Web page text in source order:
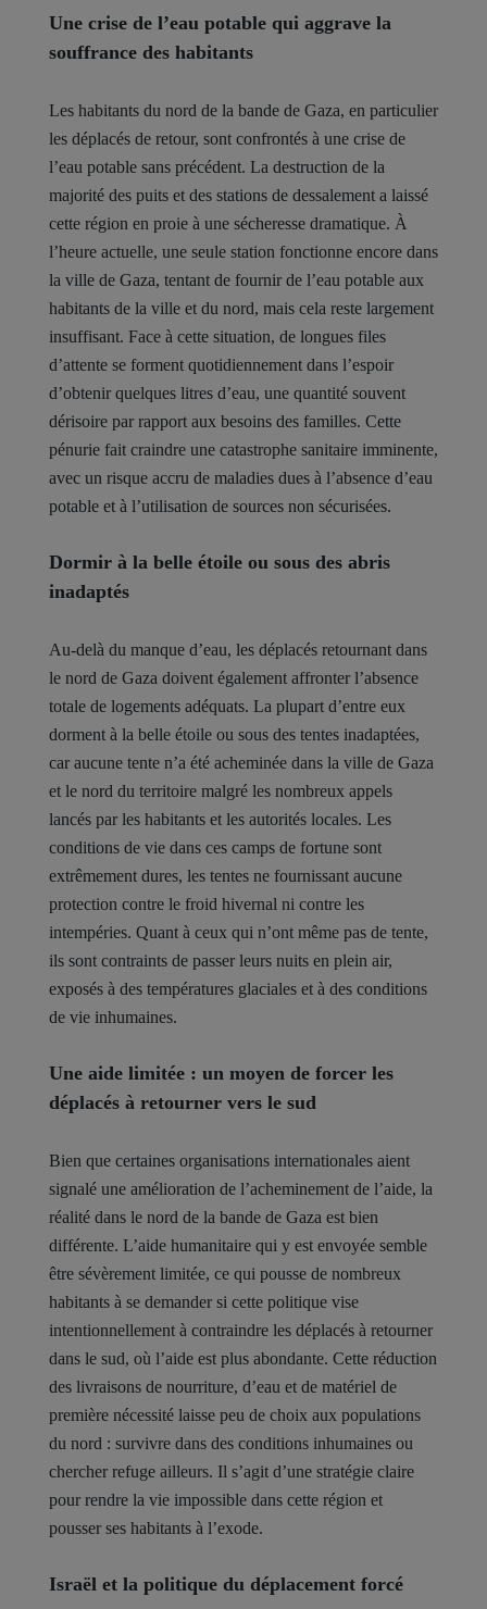
Une crise de l’eau potable qui aggrave la
souffrance des habitants
Les habitants du nord de la bande de Gaza, en particulier
les déplacés de retour, sont confrontés à une crise de
l’eau potable sans précédent. La destruction de la
majorité des puits et des stations de dessalement a laissé
cette région en proie à une sécheresse dramatique. À
l’heure actuelle, une seule station fonctionne encore dans
la ville de Gaza, tentant de fournir de l’eau potable aux
habitants de la ville et du nord, mais cela reste largement
insuffisant. Face à cette situation, de longues files
d’attente se forment quotidiennement dans l’espoir
d’obtenir quelques litres d’eau, une quantité souvent
dérisoire par rapport aux besoins des familles. Cette
pénurie fait craindre une catastrophe sanitaire imminente,
avec un risque accru de maladies dues à l’absence d’eau
potable et à l’utilisation de sources non sécurisées.
Dormir à la belle étoile ou sous des abris
inadaptés
Au-delà du manque d’eau, les déplacés retournant dans
le nord de Gaza doivent également affronter l’absence
totale de logements adéquats. La plupart d’entre eux
dorment à la belle étoile ou sous des tentes inadaptées,
car aucune tente n’a été acheminée dans la ville de Gaza
et le nord du territoire malgré les nombreux appels
lancés par les habitants et les autorités locales. Les
conditions de vie dans ces camps de fortune sont
extrêmement dures, les tentes ne fournissant aucune
protection contre le froid hivernal ni contre les
intempéries. Quant à ceux qui n’ont même pas de tente,
ils sont contraints de passer leurs nuits en plein air,
exposés à des températures glaciales et à des conditions
de vie inhumaines.
Une aide limitée : un moyen de forcer les
déplacés à retourner vers le sud
Bien que certaines organisations internationales aient
signalé une amélioration de l’acheminement de l’aide, la
réalité dans le nord de la bande de Gaza est bien
différente. L’aide humanitaire qui y est envoyée semble
être sévèrement limitée, ce qui pousse de nombreux
habitants à se demander si cette politique vise
intentionnellement à contraindre les déplacés à retourner
dans le sud, où l’aide est plus abondante. Cette réduction
des livraisons de nourriture, d’eau et de matériel de
première nécessité laisse peu de choix aux populations
du nord : survivre dans des conditions inhumaines ou
chercher refuge ailleurs. Il s’agit d’une stratégie claire
pour rendre la vie impossible dans cette région et
pousser ses habitants à l’exode.
Israël et la politique du déplacement forcé